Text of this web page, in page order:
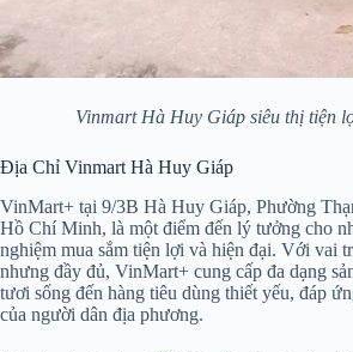
Vinmart Hà Huy Giáp siêu thị tiện
Địa Chỉ Vinmart Hà Huy Giáp
VinMart+ tại 9/3B Hà Huy Giáp, Phường
Hồ Chí Minh, là một điểm đến lý tưởng cho
nghiệm mua sắm tiện lợi và hiện đại. Với vai
nhưng đầy đủ, VinMart+ cung cấp đa dạng
tươi sống đến hàng tiêu dùng thiết yếu, đáp
của người dân địa phương.